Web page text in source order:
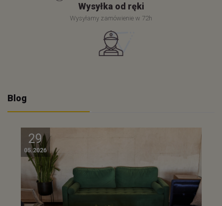
Wysyłka od ręki
Wysyłamy zamówienie w 72h
Blog
29
05.2026